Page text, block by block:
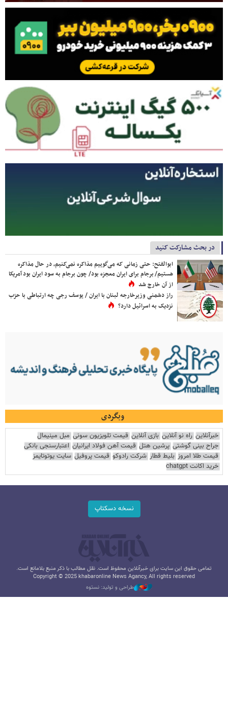
در بحث مشارکت کنید
ابوالفتح: حتی زمانی که می‌گوییم مذاکره نمی‌کنیم، در حال مذاکره
هستیم/ برجام برای ایران معجزه بود/ چون برجام به سود ایران بود آمریکا
از آن خارج شد
راز دشمنی وزیرخارجه لبنان با ایران / یوسف رجی چه ارتباطی با حزب
نزدیک به اسرائیل دارد؟
وبگردی
خبرآنلاین راه نو آنلاین بازی آنلاین قیمت تلویزیون سونی مبل مینیمال
جراح بینی گوشتی پرشین هتل قیمت آهن فولاد ایرانیان اعتبارسنجی بانکی
قیمت طلا امروز بلیط قطار شرکت رادوکو قیمت پروفیل سایت یوتوتایمز
خرید اکانت chatgpt
نسخه دسکتاپ
تمامی حقوق این سایت برای خبرآنلاین محفوظ است. نقل مطالب با ذکر منبع بلامانع است.
Copyright © 2025 khabaronline News Agancy, All rights reserved
طراحی و تولید: نستوه